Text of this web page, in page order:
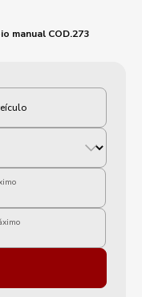
manual COD.273